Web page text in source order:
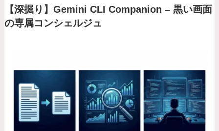
【深掘り】Gemini CLI Companion – 黒い画面
の専属コンシェルジュ